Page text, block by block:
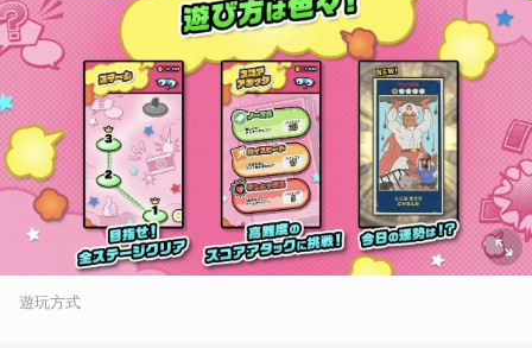
遊玩方式